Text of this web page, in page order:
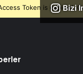
Bizi
Token is expired,